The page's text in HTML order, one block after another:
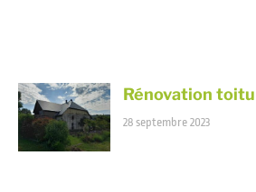
Rénovation
28 septembre 2023